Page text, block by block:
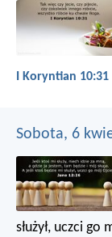
I Koryntian 10:31
Sobota, 6
służył, uczci go